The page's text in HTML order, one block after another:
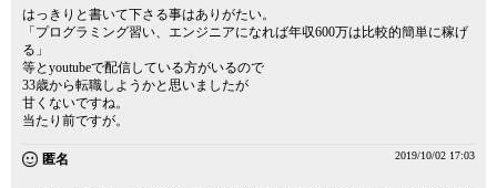
はっきりと書いて下さる事はありがたい。
「プログラミング習い、エンジニアになれば年収600万は比較的簡単に稼げ
る」
等とyoutubeで配信している方がいるので
33歳から転職しようかと思いましたが
甘くないですね。
当たり前ですが。
匿名 2019/10/02 17:03